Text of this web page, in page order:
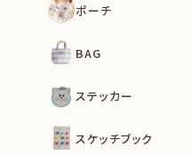
ポーチ
BAG
ステッカー
スケッチブック